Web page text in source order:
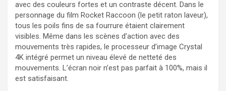
avec des couleurs fortes et un contraste décent. Dans le
personnage du film Rocket Raccoon (le petit raton laveur),
tous les poils fins de sa fourrure étaient clairement
visibles. Même dans les scènes d’action avec des
mouvements très rapides, le processeur d’image Crystal
4K intégré permet un niveau élevé de netteté des
mouvements. L’écran noir n’est pas parfait à 100%, mais il
est satisfaisant.